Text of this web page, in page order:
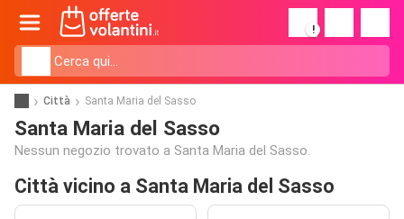
!
Città Santa Maria del Sasso
Santa Maria del Sasso
Nessun negozio trovato a Santa Maria del Sasso.
Città vicino a Santa Maria del Sasso